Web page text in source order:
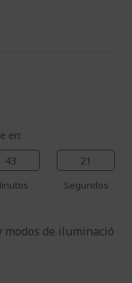
en:
43 20
Segundos
modos de iluminació